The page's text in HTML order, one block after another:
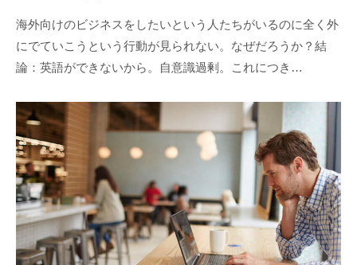
海外向けのビジネスをしたいという人たちがいるのに全く外
にでていこうという行動が見られない。なぜだろうか？結
論：英語ができないから。自意識過剰。これにつき…